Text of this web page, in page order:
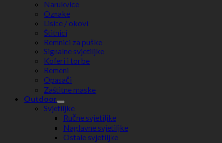
Narukvice
Oznake
Lisice / okovi
Štitnici
Remnici za puške
Signalne svjetiljke
Koferi i torbe
Remeni
Opasači
Zaštitne maske
Outdoor
Svjetiljke
Ručne svjetiljke
Naglavne svjetiljke
Ostale svjetiljke